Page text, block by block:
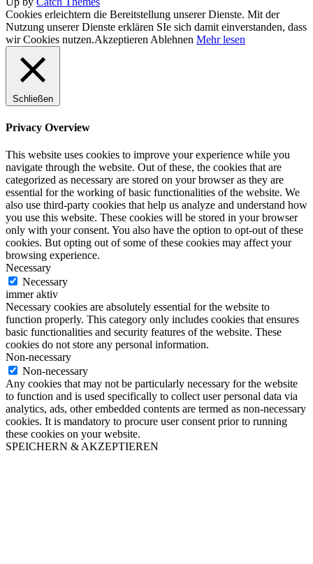
Cookies erleichtern die Bereitstellung unserer Dienste. Mit der
Nutzung unserer Dienste erklären SIe sich damit einverstanden, dass
wir Cookies nutzen.Akzeptieren Ablehnen Mehr lesen
Schließen
Privacy Overview
This website uses cookies to improve your experience while you
navigate through the website. Out of these, the cookies that are
categorized as necessary are stored on your browser as they are
essential for the working of basic functionalities of the website. We
also use third-party cookies that help us analyze and understand how
you use this website. These cookies will be stored in your browser
only with your consent. You also have the option to opt-out of these
cookies. But opting out of some of these cookies may affect your
browsing experience.
Necessary
Necessary
immer aktiv
Necessary cookies are absolutely essential for the website to
function properly. This category only includes cookies that ensures
basic functionalities and security features of the website. These
cookies do not store any personal information.
Non-necessary
Non-necessary
Any cookies that may not be particularly necessary for the website
to function and is used specifically to collect user personal data via
analytics, ads, other embedded contents are termed as non-necessary
cookies. It is mandatory to procure user consent prior to running
these cookies on your website.
SPEICHERN & AKZEPTIEREN